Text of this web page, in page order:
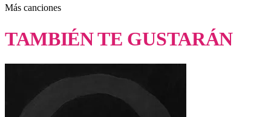
Más canciones
TAMBIÉN TE GUSTARÁN